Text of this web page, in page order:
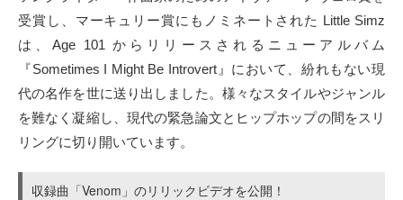
受賞し、マーキュリー賞にもノミネートされた Little Simz
は、Age 101 からリリースされるニューアルバム
『Sometimes I Might Be Introvert』において、紛れもない現
代の名作を世に送り出しました。様々なスタイルやジャンル
を難なく凝縮し、現代の緊急論文とヒップホップの間をスリ
リングに切り開いています。
収録曲「Venom」のリリックビデオを公開！